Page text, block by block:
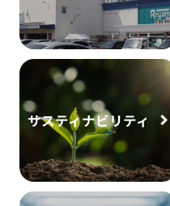
サスティナビリティ